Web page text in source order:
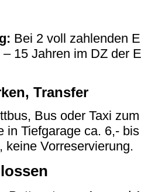
Bei 2 voll zahlenden
15 Jahren im DZ der
Transfer
Bus oder Taxi
in Tiefgarage ca. 6,-
keine Vorreservierung.